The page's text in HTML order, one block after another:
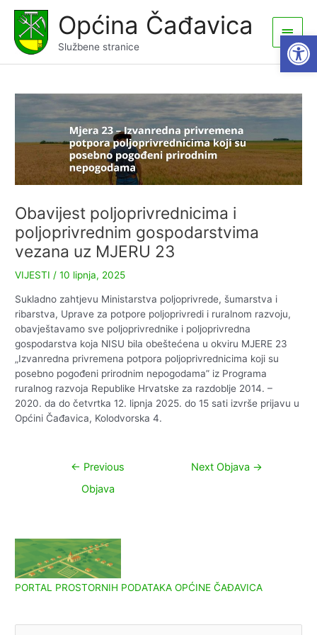
content
Općina Čađavica
Službene stranice
Main
Menu
Obavijest poljoprivrednicima i
poljoprivrednim gospodarstvima
vezana uz MJERU 23
VIJESTI /10 lipnja, 2025
Sukladno zahtjevu Ministarstva poljoprivrede, šumarstva i
ribarstva, Uprave za potpore poljoprivredi i ruralnom razvoju,
obavještavamo sve poljoprivrednike i poljoprivredna
gospodarstva koja NISU bila obeštećena u okviru MJERE 23
„Izvanredna privremena potpora poljoprivrednicima koji su
posebno pogođeni prirodnim nepogodama” iz Programa
ruralnog razvoja Republike Hrvatske za razdoblje 2014. –
2020. da do četvrtka 12. lipnja 2025. do 15 sati izvrše prijavu u
Općini Čađavica, Kolodvorska 4.
Navigacija
← Previous
Objava
Next Objava →
PORTAL PROSTORNIH PODATAKA OPĆINE ČAĐAVICA